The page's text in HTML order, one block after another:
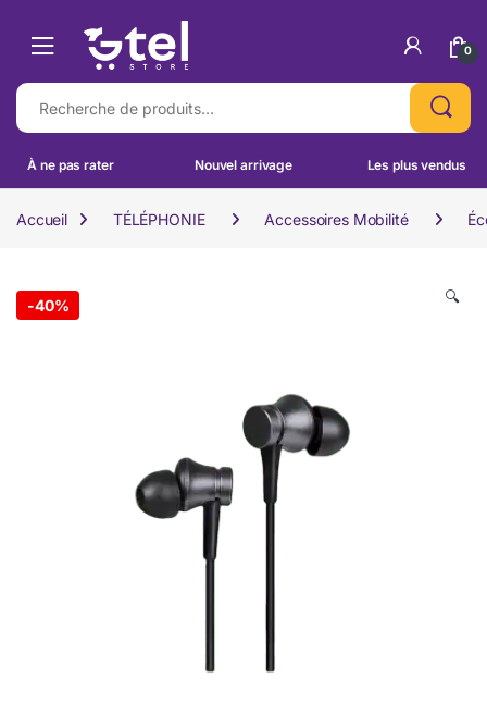
0
Recherche pour :
À ne pas rater Nouvel arrivage Les plus vendus
Accueil TÉLÉPHONIE Accessoires Mobilité
-40% 🔍